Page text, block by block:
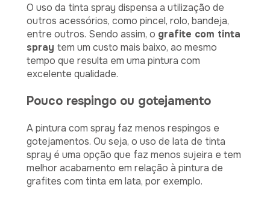
O uso da tinta spray dispensa a utilização de
outros acessórios, como pincel, rolo, bandeja,
entre outros. Sendo assim, o grafite com tinta
spray tem um custo mais baixo, ao mesmo
tempo que resulta em uma pintura com
excelente qualidade.
Pouco respingo ou gotejamento
A pintura com spray faz menos respingos e
gotejamentos. Ou seja, o uso de lata de tinta
spray é uma opção que faz menos sujeira e tem
melhor acabamento em relação à pintura de
grafites com tinta em lata, por exemplo.